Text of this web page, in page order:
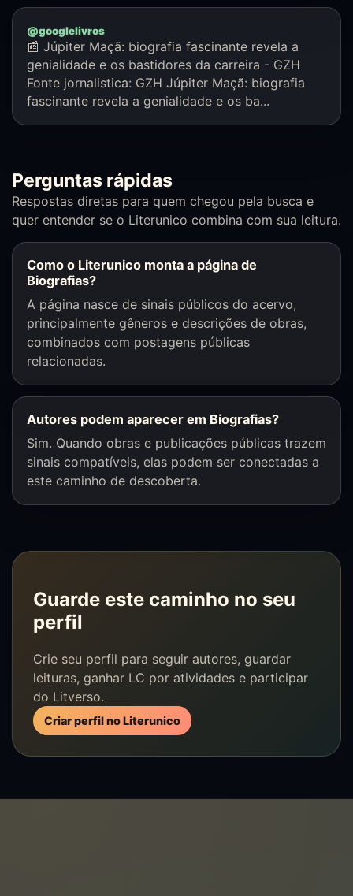
@googlelivros
📰 Júpiter Maçã: biografia fascinante revela a
genialidade e os bastidores da carreira - GZH
Fonte jornalistica: GZH Júpiter Maçã: biografia
fascinante revela a genialidade e os ba...
Perguntas rápidas
Respostas diretas para quem chegou pela busca e
quer entender se o Literunico combina com sua leitura.
Como o Literunico monta a página de
Biografias?
A página nasce de sinais públicos do acervo,
principalmente gêneros e descrições de obras,
combinados com postagens públicas
relacionadas.
Autores podem aparecer em Biografias?
Sim. Quando obras e publicações públicas trazem
sinais compatíveis, elas podem ser conectadas a
este caminho de descoberta.
Guarde este caminho no seu
perfil
Crie seu perfil para seguir autores, guardar
leituras, ganhar LC por atividades e participar
do Litverso.
Criar perfil no Literunico